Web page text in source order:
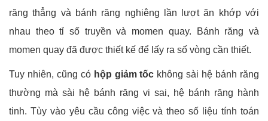
răng thẳng và bánh răng nghiêng lần lượt ăn khớp với
nhau theo tỉ số truyền và momen quay. Bánh răng và
momen quay đã được thiết kế để lấy ra số vòng cần thiết.
Tuy nhiên, cũng có hộp giảm tốc không sài hệ bánh răng
thường mà sài hệ bánh răng vi sai, hệ bánh răng hành
tinh. Tùy vào yêu cầu công việc và theo số liệu tính toán